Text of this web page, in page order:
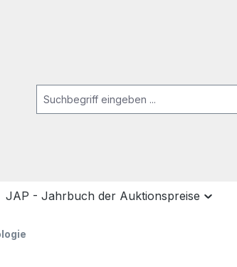
JAP - Jahrbuch der Auktionspreise